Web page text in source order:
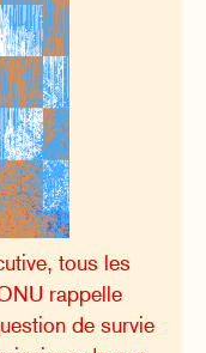
tous les
rappelle
de survie